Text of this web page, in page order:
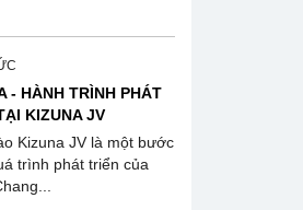
- HÀNH TRÌNH PHÁT
KIZUNA JV
Kizuna JV là một bước
trình phát triển của